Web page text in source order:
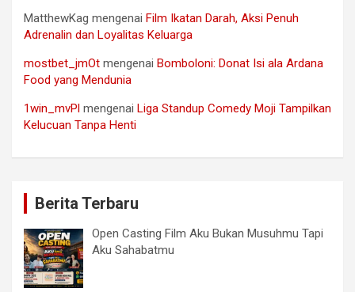
MatthewKag mengenai Film Ikatan Darah, Aksi Penuh
Adrenalin dan Loyalitas Keluarga
mostbet_jmOt mengenai Bomboloni: Donat Isi ala Ardana
Food yang Mendunia
1win_mvPl mengenai Liga Standup Comedy Moji Tampilkan
Kelucuan Tanpa Henti
Berita Terbaru
Open Casting Film Aku Bukan Musuhmu Tapi
Aku Sahabatmu